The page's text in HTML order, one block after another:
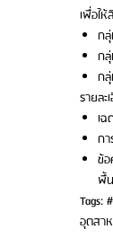
เพื่อใ
ก
ก
ก
รายล
เฉ
ก
ข้
พื้
Tags:
อุตสา